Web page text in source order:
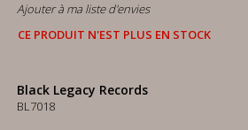
Ajouter à ma liste d'envies
CE PRODUIT N'EST PLUS EN STOCK
Black Legacy Records
BL7018